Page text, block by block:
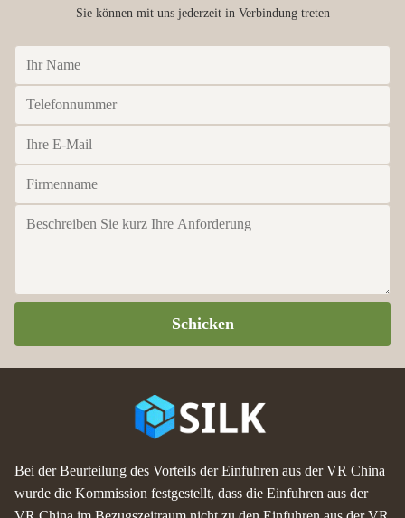
Sie können mit uns jederzeit in Verbindung treten
Schicken
Bei der Beurteilung des Vorteils der Einfuhren aus der VR China
wurde die Kommission festgestellt, dass die Einfuhren aus der